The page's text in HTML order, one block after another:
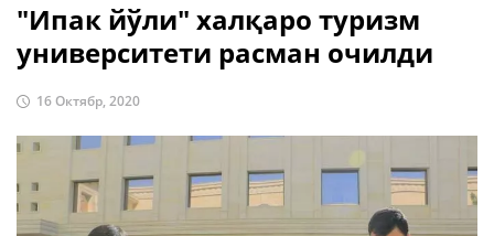
"Ипак йўли" халқаро туризм
университети расман очилди
16 Октябр, 2020